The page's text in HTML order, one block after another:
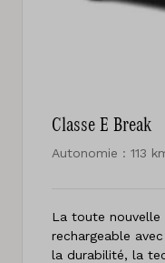
Classe E Break
Autonomie : 113
La toute nouvelle
rechargeable
la durabilité, la